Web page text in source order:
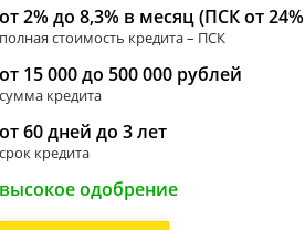
от 2% до 8,3% в месяц (ПСК от
полная стоимость кредита – ПСК
от 15 000 до 500 000 рублей
сумма кредита
от 60 дней до 3 лет
срок кредита
высокое одобрение